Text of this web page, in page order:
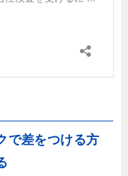
で差をつける方